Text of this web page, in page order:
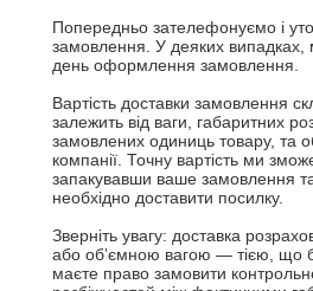
Попередньо зателефонуємо і
замовлення. У деяких випадках,
день оформлення замовлення.
Вартість доставки замовлення
залежить від ваги, габаритних
замовлених одиниць товару, та
компанії. Точну вартість ми
запакувавши ваше замовлення
необхідно доставити посилку.
Зверніть увагу: доставка
або обʼємною вагою — тією, що
маєте право замовити